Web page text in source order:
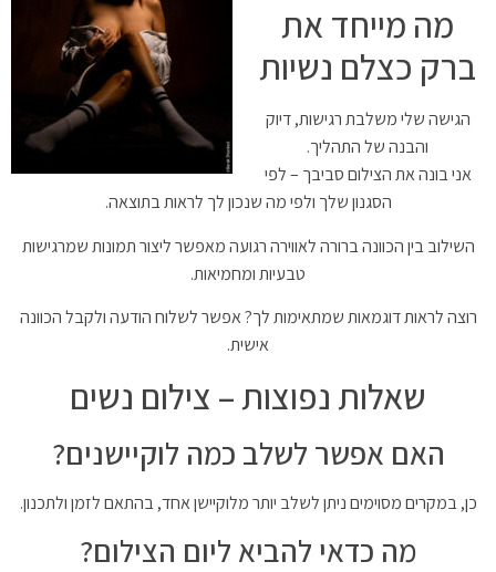
מה מייחד את
ברק כצלם נשיות
הגישה שלי משלבת רגישות, דיוק
והבנה של התהליך.
אני בונה את הצילום סביבך – לפי
הסגנון שלך ולפי מה שנכון לך לראות בתוצאה.
השילוב בין הכוונה ברורה לאווירה רגועה מאפשר ליצור תמונות שמרגישות
טבעיות ומחמיאות.
רוצה לראות דוגמאות שמתאימות לך? אפשר לשלוח הודעה ולקבל הכוונה
אישית.
שאלות נפוצות – צילום נשים
האם אפשר לשלב כמה לוקיישנים?
כן, במקרים מסוימים ניתן לשלב יותר מלוקיישן אחד, בהתאם לזמן ולתכנון.
מה כדאי להביא ליום הצילום?